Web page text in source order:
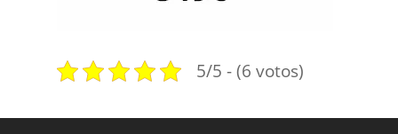
5/5 - (6 votos)